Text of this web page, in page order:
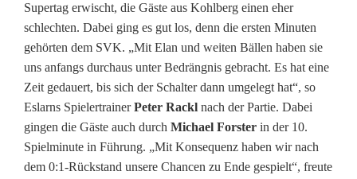
d
e
r
T
a
b
Supertag erwischt, die Gäste aus Kohlberg einen eher
schlechten. Dabei ging es gut los, denn die ersten Minuten
gehörten dem SVK. „Mit Elan und weiten Bällen haben sie
uns anfangs durchaus unter Bedrängnis gebracht. Es hat eine
Zeit gedauert, bis sich der Schalter dann umgelegt hat“, so
Eslarns SpielertrainerPeter Rackl nach der Partie. Dabei
gingen die Gäste auch durch Michael Forster in der 10.
Spielminute in Führung. „Mit Konsequenz haben wir nach
dem 0:1-Rückstand unsere Chancen zu Ende gespielt“, freute